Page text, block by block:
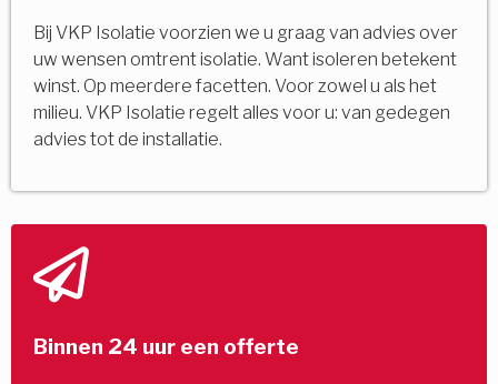
Bij VKP Isolatie voorzien we u graag van advies over
uw wensen omtrent isolatie. Want isoleren betekent
winst. Op meerdere facetten. Voor zowel u als het
milieu. VKP Isolatie regelt alles voor u: van gedegen
advies tot de installatie.
Binnen 24 uur een offerte